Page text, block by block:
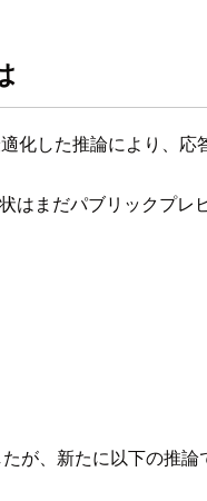
した推論により、応
まだパブリックプレ
が、新たに以下の推論